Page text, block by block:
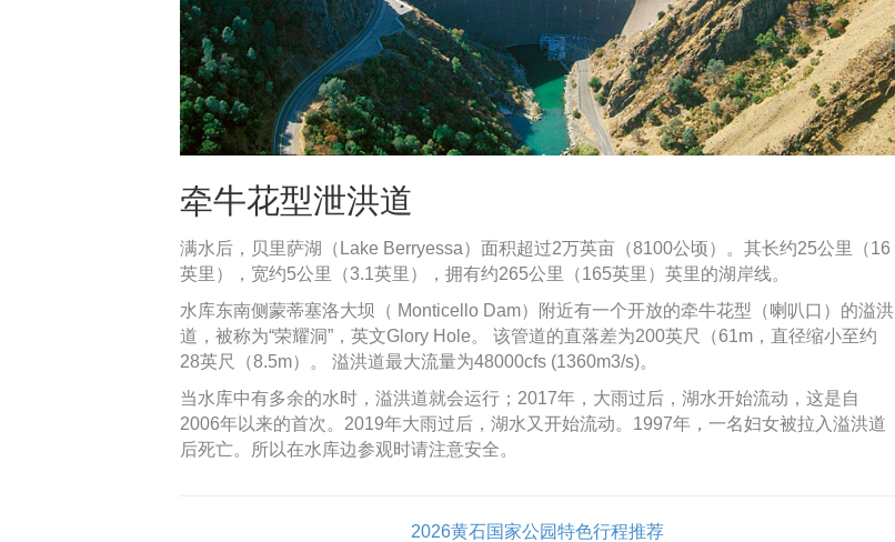
牵牛花型泄洪道
满水后，贝里萨湖（Lake Berryessa）面积超过2万英亩（8100公顷）。其长约25公里（16
英里），宽约5公里（3.1英里），拥有约265公里（165英里）英里的湖岸线。
水库东南侧蒙蒂塞洛大坝（ Monticello Dam）附近有一个开放的牵牛花型（喇叭口）的溢洪
道，被称为“荣耀洞”，英文Glory Hole。 该管道的直落差为200英尺（61m，直径缩小至约
28英尺（8.5m）。 溢洪道最大流量为48000cfs (1360m3/s)。
当水库中有多余的水时，溢洪道就会运行；2017年，大雨过后，湖水开始流动，这是自
2006年以来的首次。2019年大雨过后，湖水又开始流动。1997年，一名妇女被拉入溢洪道
后死亡。所以在水库边参观时请注意安全。
2026黄石国家公园特色行程推荐